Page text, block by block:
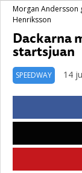
Morgan Andersson
Henriksson
Dackarna
startsjuan
SPEEDWAY 14